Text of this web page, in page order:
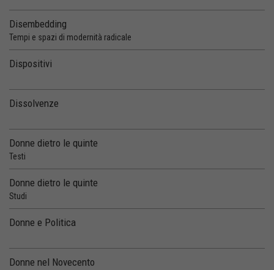
Disembedding
Tempi e spazi di modernità radicale
Dispositivi
Dissolvenze
Donne dietro le quinte
Testi
Donne dietro le quinte
Studi
Donne e Politica
Donne nel Novecento